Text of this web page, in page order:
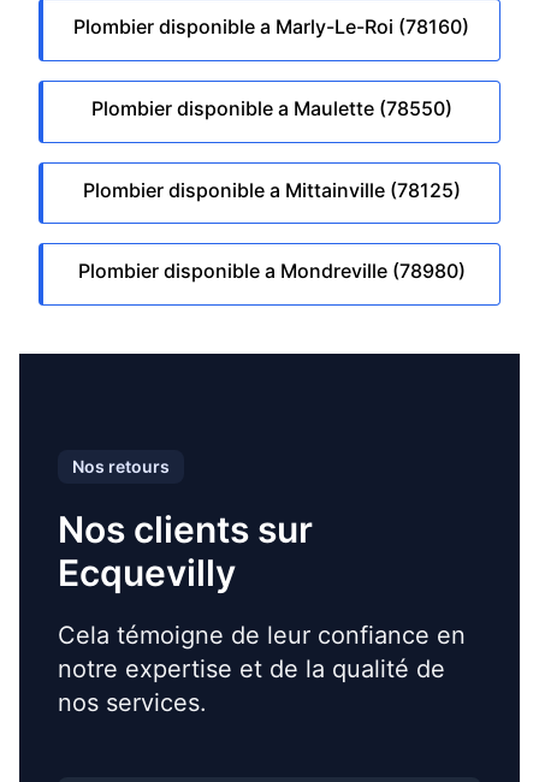
Plombier disponible a Marly-Le-Roi (78160)
Plombier disponible a Maulette (78550)
Plombier disponible a Mittainville (78125)
Plombier disponible a Mondreville (78980)
Nos retours
Nos clients sur
Ecquevilly
Cela témoigne de leur confiance en
notre expertise et de la qualité de
nos services.